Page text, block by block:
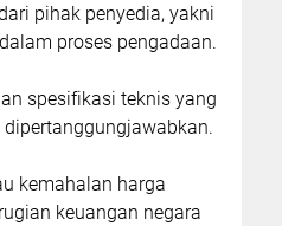
pihak penyedia, yakni
proses pengadaan.
spesifikasi teknis yang
kemahalan harga
keuangan negara